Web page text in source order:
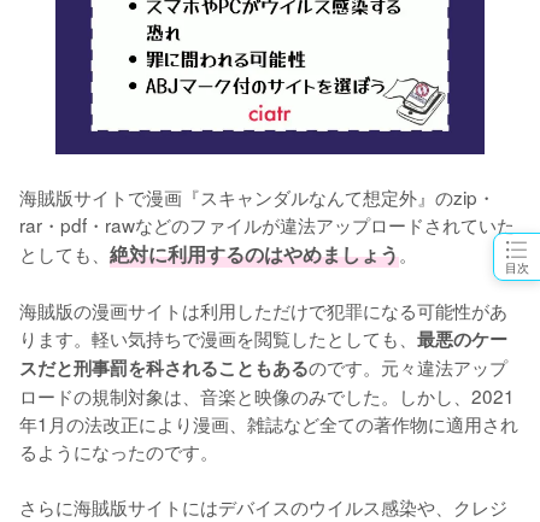
目次
海賊版サイトで漫画『スキャンダルなんて想定外』のzip・
rar・pdf・rawなどのファイルが違法アップロードされていた
としても、 絶対に利用するのはやめましょう。
海賊版の漫画サイトは利用しただけで犯罪になる可能性があ
ります。軽い気持ちで漫画を閲覧したとしても、 最悪のケー
スだと刑事罰を科されることもあるのです。元々違法アップ
ロードの規制対象は、音楽と映像のみでした。しかし、2021
年1月の法改正により漫画、雑誌など全ての著作物に適用され
るようになったのです。
さらに海賊版サイトにはデバイスのウイルス感染や、クレジ